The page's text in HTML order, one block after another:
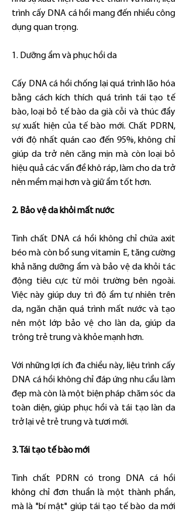
trình cấy DNA cá hồi mang đến nhiều công
dụng quan trọng.
1. Dưỡng ẩm và phục hồi da
Cấy DNA cá hồi chống lại quá trình lão hóa
bằng cách kích thích quá trình tái tạo tế
bào, loại bỏ tế bào da già cỗi và thúc đẩy
sự xuất hiện của tế bào mới. Chất PDRN,
với độ nhất quán cao đến 95%, không chỉ
giúp da trở nên căng mịn mà còn loại bỏ
hiệu quả các vấn đề khô ráp, làm cho da trở
nên mềm mại hơn và giữ ẩm tốt hơn.
2. Bảo vệ da khỏi mất nước
Tinh chất DNA cá hồi không chỉ chứa axit
béo mà còn bổ sung vitamin E, tăng cường
khả năng dưỡng ẩm và bảo vệ da khỏi tác
động tiêu cực từ môi trường bên ngoài.
Việc này giúp duy trì độ ẩm tự nhiên trên
da, ngăn chặn quá trình mất nước và tạo
nên một lớp bảo vệ cho làn da, giúp da
trông trẻ trung và khỏe mạnh hơn.
Với những lợi ích đa chiều này, liệu trình cấy
DNA cá hồi không chỉ đáp ứng nhu cầu làm
đẹp mà còn là một biện pháp chăm sóc da
toàn diện, giúp phục hồi và tái tạo làn da
trở lại vẻ trẻ trung và tươi mới.
3. Tái tạo tế bào mới
Tinh chất PDRN có trong DNA cá hồi
không chỉ đơn thuần là một thành phần,
mà là "bí mật" giúp tái tạo tế bào da mới